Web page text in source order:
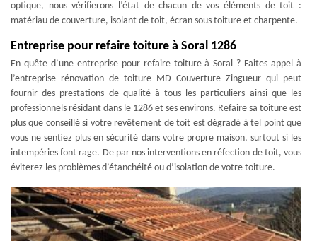
optique, nous vérifierons l’état de chacun de vos éléments de toit :
matériau de couverture, isolant de toit, écran sous toiture et charpente.
Entreprise pour refaire toiture à Soral 1286
En quête d’une entreprise pour refaire toiture à Soral ? Faites appel à
l’entreprise rénovation de toiture MD Couverture Zingueur qui peut
fournir des prestations de qualité à tous les particuliers ainsi que les
professionnels résidant dans le 1286 et ses environs. Refaire sa toiture est
plus que conseillé si votre revêtement de toit est dégradé à tel point que
vous ne sentiez plus en sécurité dans votre propre maison, surtout si les
intempéries font rage. De par nos interventions en réfection de toit, vous
éviterez les problèmes d’étanchéité ou d’isolation de votre toiture.